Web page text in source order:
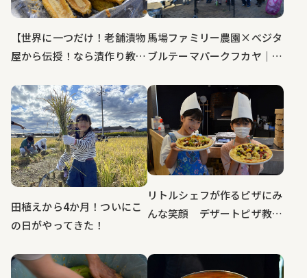
【世界に一つだけ！老舗漬物
屋から伝授！なら漬作り教室
馬場ファミリー農園×べジタ
ブルテーマパークフカヤ｜深
オーナー２回目～最終回
田植えから4か月！ついにこ
の日がやってきた！
リトルシェフが作るピザにみ
んな笑顔 デザートピザ教室